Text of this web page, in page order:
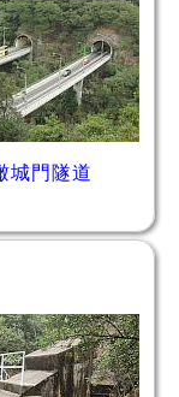
城門隧道